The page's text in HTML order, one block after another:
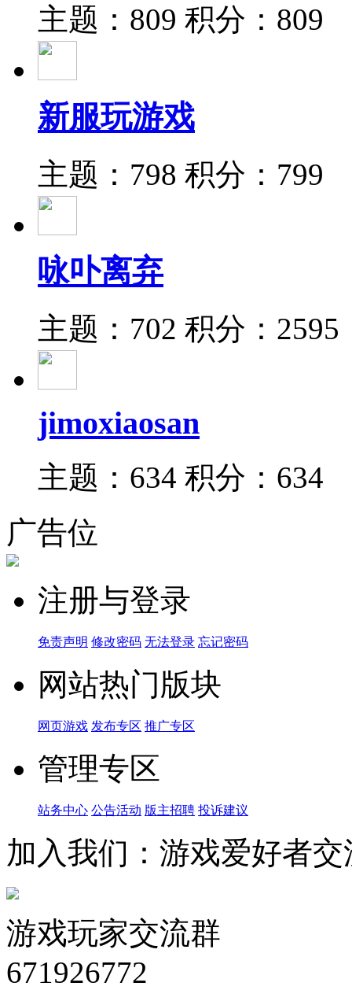
主题：809 积分：809
新服玩游戏
主题：798 积分：799
咏卟离弃
主题：702 积分：2595
jimoxiaosan
主题：634 积分：634
广告位
注册与登录
免责声明 修改密码 无法登录 忘记密码
网站热门版块
网页游戏 发布专区 推广专区
管理专区
站务中心 公告活动 版主招聘 投诉建议
加入我们：游戏爱好者交
游戏玩家交流群
671926772